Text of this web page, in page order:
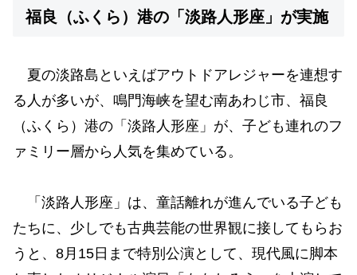
福良（ふくら）港の「淡路人形座」が実施
夏の淡路島といえばアウトドアレジャーを連想す
る人が多いが、鳴門海峡を望む南あわじ市、福良
（ふくら）港の「淡路人形座」が、子ども連れのフ
ァミリー層から人気を集めている。
「淡路人形座」は、童話離れが進んでいる子ども
たちに、少しでも古典芸能の世界観に接してもらお
うと、8月15日まで特別公演として、現代風に脚本